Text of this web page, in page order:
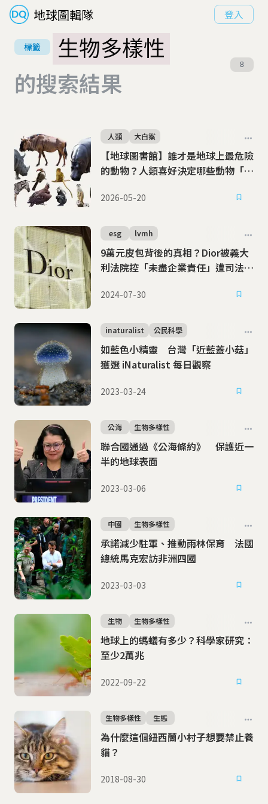
地球圖輯隊 登入
標籤
生物多樣性
的搜索結果
8
【地球圖書館】誰才是地球上最危險
的動物？人類喜好決定哪些動物「揹
人類 大白鯊
2026-05-20
9萬元皮包背後的真相？Dior被義大
利法院控「未盡企業責任」遭司法接
esg lvmh
2024-07-30
如藍色小精靈 台灣「近藍蓋小菇」
獲選 iNaturalist 每日觀察
inaturalist 公民科學
2023-03-24
聯合國通過《公海條約》 保護近一
半的地球表面
公海 生物多樣性
2023-03-06
承諾減少駐軍、推動雨林保育 法國
總統馬克宏訪非洲四國
中國 生物多樣性
2023-03-03
地球上的螞蟻有多少？科學家研究：
至少2萬兆
生物 生物多樣性
2022-09-22
為什麼這個紐西蘭小村子想要禁止養
貓？
生物多樣性 生態
2018-08-30